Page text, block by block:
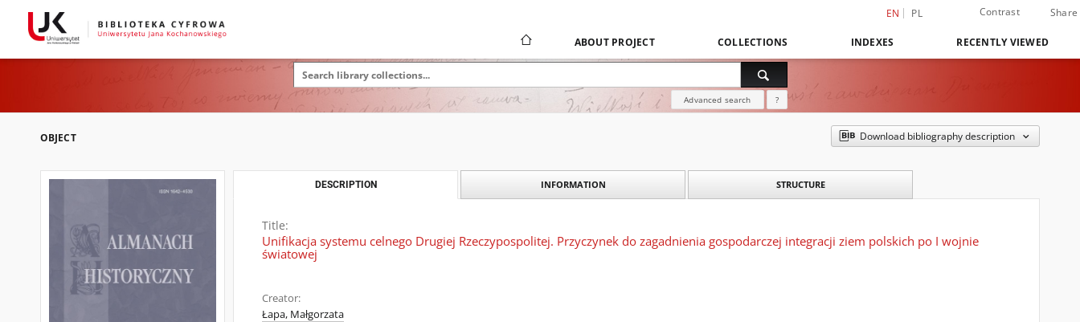
EN PL Contrast Share
ABOUT PROJECT COLLECTIONS INDEXES RECENTLY VIEWED
Advanced search ?
OBJECT Download bibliography description
DESCRIPTION INFORMATION STRUCTURE
Title:
Unifikacja systemu celnego Drugiej Rzeczypospolitej. Przyczynek do zagadnienia gospodarczej integracji ziem polskich po I wojnie
światowej
Creator:
Łapa, Małgorzata